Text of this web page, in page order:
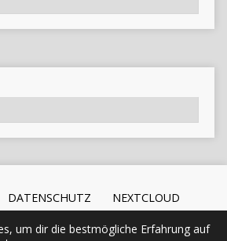
DATENSCHUTZ NEXTCLOUD
um dir die bestmögliche Erfahrung auf